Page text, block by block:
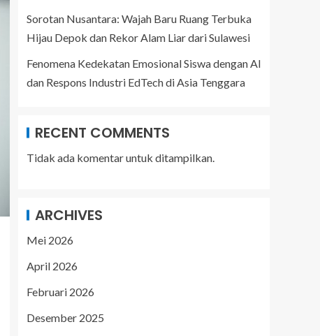
Sorotan Nusantara: Wajah Baru Ruang Terbuka
Hijau Depok dan Rekor Alam Liar dari Sulawesi
Fenomena Kedekatan Emosional Siswa dengan AI
dan Respons Industri EdTech di Asia Tenggara
RECENT COMMENTS
Tidak ada komentar untuk ditampilkan.
ARCHIVES
Mei 2026
April 2026
Februari 2026
Desember 2025